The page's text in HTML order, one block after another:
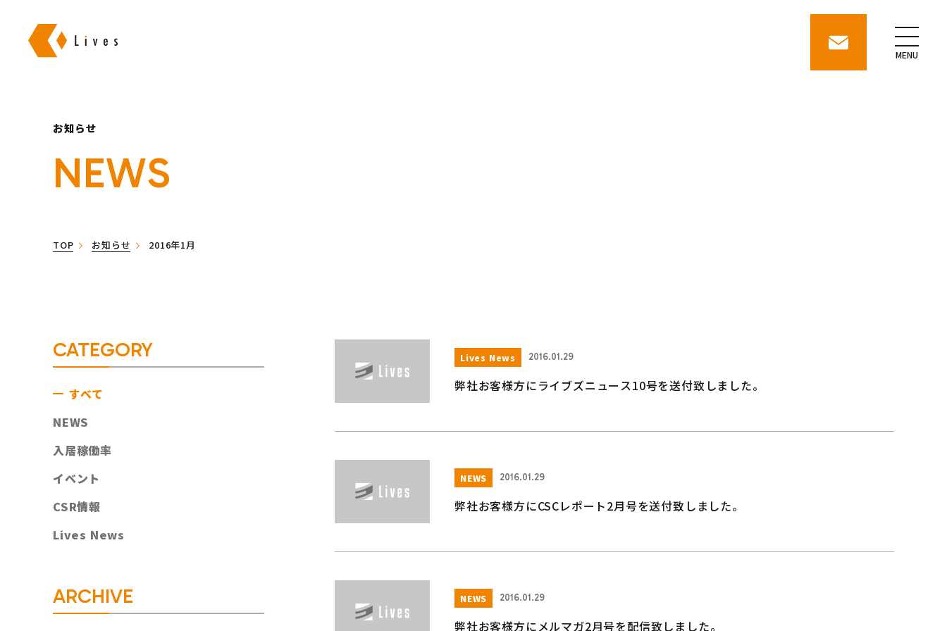
contact
MENU
お知らせ
NEWS
TOP お知らせ 2016年1月
Lives News 2016.01.29
弊社お客様方にライブズニュース10号を送付致しました。
NEWS 2016.01.29
弊社お客様方にCSCレポート2月号を送付致しました。
NEWS 2016.01.29
弊社お客様方にメルマガ2月号を配信致しました。
CATEGORY
すべて
NEWS
入居稼働率
イベント
CSR情報
Lives News
ARCHIVE